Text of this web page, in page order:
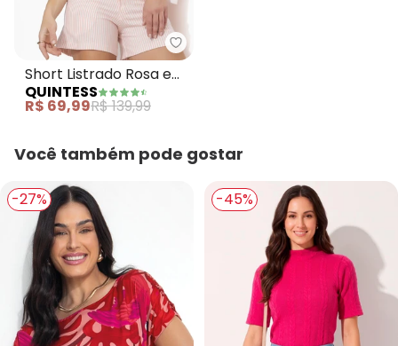
Quintess - Short Listrado Rosa
Short Listrado Rosa em
Tecido Plano
Sustentável
QUINTESS
R$ 69,99R$ 139,99
Você também pode gostar
-27% -45%